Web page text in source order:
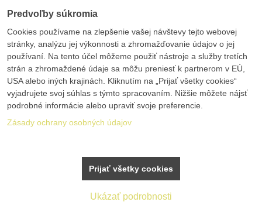
Predvoľby súkromia
Cookies používame na zlepšenie vašej návštevy tejto webovej
stránky, analýzu jej výkonnosti a zhromažďovanie údajov o jej
používaní. Na tento účel môžeme použiť nástroje a služby tretích
strán a zhromaždené údaje sa môžu preniesť k partnerom v EÚ,
USA alebo iných krajinách. Kliknutím na „Prijať všetky cookies“
vyjadrujete svoj súhlas s týmto spracovaním. Nižšie môžete nájsť
podrobné informácie alebo upraviť svoje preferencie.
Zásady ochrany osobných údajov
Ukázať podrobnosti
Prijať všetky cookies